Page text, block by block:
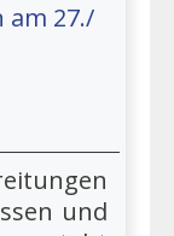
am 27./
und